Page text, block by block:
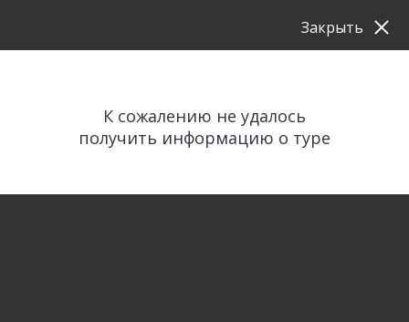
К сожалению не удалось
получить информацию о туре
Закрыть